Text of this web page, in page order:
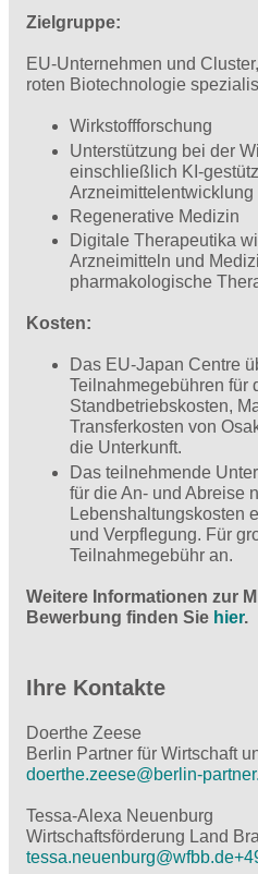
Zielgruppe:
EU-Unternehmen und
roten Biotechnologie
Wirkstoffforschung
Unterstützung bei der
einschließlich KI-
Arzneimittelentwicklung
Regenerative Medizin
Digitale Therapeutika
Arzneimitteln und
pharmakologische
Kosten:
Das EU-Japan Centre
Teilnahmegebühren für
Standbetriebskosten,
Transferkosten von
die Unterkunft.
Das teilnehmende
für die An- und Abreise
Lebenshaltungskosten
und Verpflegung. Für
Teilnahmegebühr an.
Weitere Informationen zur
Bewerbung finden Sie hier.
Ihre Kontakte
Doerthe Zeese
Berlin Partner für Wirtschaft
doerthe.zeese@berlin-
Tessa-Alexa Neuenburg
Wirtschaftsförderung Land
tessa.neuenburg@wfbb.de